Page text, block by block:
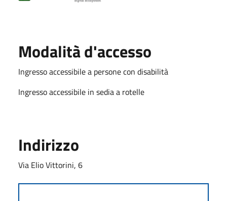
Modalità d'accesso
Ingresso accessibile a persone con disabilità
Ingresso accessibile in sedia a rotelle
Indirizzo
Via Elio Vittorini, 6